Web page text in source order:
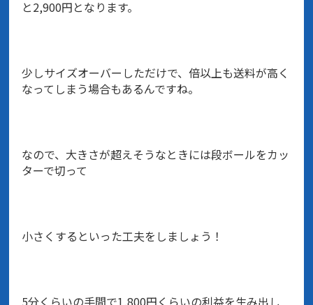
と2,900円となります。
少しサイズオーバーしただけで、倍以上も送料が高く
なってしまう場合もあるんですね。
なので、大きさが超えそうなときには段ボールをカッ
ターで切って
小さくするといった工夫をしましょう！
5分くらいの手間で1,800円くらいの利益を生み出し